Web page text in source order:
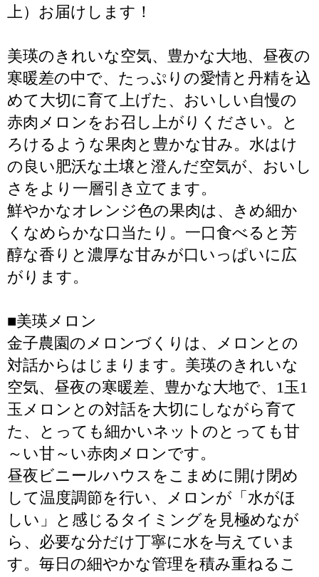
上）お届けします！
美瑛のきれいな空気、豊かな大地、昼夜の
寒暖差の中で、たっぷりの愛情と丹精を込
めて大切に育て上げた、おいしい自慢の
赤肉メロンをお召し上がりください。と
ろけるような果肉と豊かな甘み。水はけ
の良い肥沃な土壌と澄んだ空気が、おいし
さをより一層引き立てます。
鮮やかなオレンジ色の果肉は、きめ細か
くなめらかな口当たり。一口食べると芳
醇な香りと濃厚な甘みが口いっぱいに広
がります。
■美瑛メロン
金子農園のメロンづくりは、メロンとの
対話からはじまります。美瑛のきれいな
空気、昼夜の寒暖差、豊かな大地で、1玉1
玉メロンとの対話を大切にしながら育て
た、とっても細かいネットのとっても甘
～い甘～い赤肉メロンです。
昼夜ビニールハウスをこまめに開け閉め
して温度調節を行い、メロンが「水がほ
しい」と感じるタイミングを見極めなが
ら、必要な分だけ丁寧に水を与えていま
す。毎日の細やかな管理を積み重ねるこ